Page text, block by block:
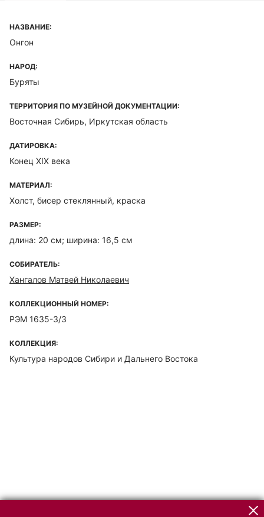
НАЗВАНИЕ:
Онгон
НАРОД:
Буряты
ТЕРРИТОРИЯ ПО МУЗЕЙНОЙ ДОКУМЕНТАЦИИ:
Восточная Сибирь, Иркутская область
ДАТИРОВКА:
Конец XIX века
МАТЕРИАЛ:
Холст, бисер стеклянный, краска
РАЗМЕР:
длина: 20 см; ширина: 16,5 см
СОБИРАТЕЛЬ:
Хангалов Матвей Николаевич
КОЛЛЕКЦИОННЫЙ НОМЕР:
РЭМ 1635-3/3
КОЛЛЕКЦИЯ:
Культура народов Сибири и Дальнего Востока